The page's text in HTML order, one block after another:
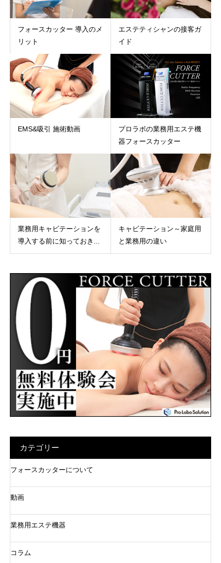
フォースカッター 導入のメ
リット
エステティシャンの接客ガ
イド
EMS&吸引 施術動画
プロラボの業務用エステ機
器フォースカッター
業務用キャビテーションを
導入する前に知っておき...
キャビテーション～家庭用
と業務用の違い
カテゴリー
フォースカッターについて
動画
業務用エステ機器
コラム